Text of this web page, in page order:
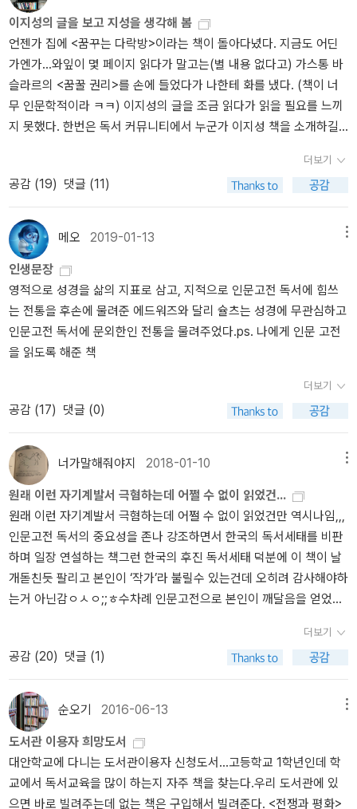
이지성의 글을 보고 지성을 생각해 봄
언젠가 집에 <꿈꾸는 다락방>이라는 책이 돌아다녔다. 지금도 어딘
가엔가...와잎이 몇 페이지 읽다가 말고는(별 내용 없다고) 가스통 바
슬라르의 <꿈꿀 권리>를 손에 들었다가 나한테 화를 냈다. (책이 너
무 인문학적이라 ㅋㅋ) 이지성의 글을 조금 읽다가 읽을 필요를 느끼
지 못했다. 한번은 독서 커뮤니티에서 누군가 이지성 책을 소개하길
커뮤니티라는 특성상(책을 좀 읽으시는 분들이 많으니) 읽지 마라는
의견이 대세였다는 건 안비밀이다. 하여간 이지성이 이런 말을 했
다. 그러자 누가 '예수가 우파였으면 떡 5개, 물고기 두마리를 경매에
부치지 왜 천명에게 공짜로 나눠줬겠냐'고 ㅋㅋ사실 가나안성도(거꾸
로 읽으면 안나가)인 내가 보기엔 이들은 적그리스도가 분명하다. 세
상에 빛과 소금의 역할을 하면 자연히 전도가 될텐데 교회다니는 사
람들을 보면 한결같이 교회갈 마음이 사라진다는 것. 그런데
힐러리는 우파라고 하기엔 좀 그렇지 않나. 그냥 책만 팔수 있다면 자
기 생각은 없어도 되는건가 싶기도
더보기
공감 (19) 댓글 (11)
메오 2019-01-13
인생문장
영적으로 성경을 삶의 지표로 삼고, 지적으로 인문고전 독서에 힘쓰
는 전통을 후손에 물려준 에드워즈와 달리 슐츠는 성경에 무관심하고
인문고전 독서에 문외한인 전통을 물려주었다.ps. 나에게 인문 고전
을 읽도록 해준 책
더보기
공감 (17) 댓글 (0)
너가말해줘야지 2018-01-10
원래 이런 자기계발서 극혐하는데 어쩔 수 없이 읽었건...
원래 이런 자기계발서 극혐하는데 어쩔 수 없이 읽었건만 역시나임,,,
인문고전 독서의 중요성을 존나 강조하면서 한국의 독서세태를 비판
하며 일장 연설하는 책그런 한국의 후진 독서세태 덕분에 이 책이 날
개돋친듯 팔리고 본인이 ‘작가’라 불릴수 있는건데 오히려 감사해야하
는거 아닌감ㅇㅅㅇ;;ㅎ수차례 인문고전으로 본인이 깨달음을 얻었고
죄다 ㅇㅇㅇ학습법! 같은 자기계발서들이다,,,이 책에서 말하는 대로
인문고전을 열독했다면 해설서까지는 아니더라도 대중을 대상으로
한 철학 교양서 한 편쯤 낼법도 한데 단 한권도 쓰지 않았다는 점이 엥
스러움;휴 중고로 사서 다행이당 ㅎㅎ 정가 주고 샀으면 땅치고 후회
했을 책 ~~~문학동네한테 심히 실망했지만 팔리는 책을 만들어야 안
팔ㅇ리는 책을 만들 수 있는거니까 이해한다,,,,,,,,,하지만 이런 약장
수 책 이제 그만,,,,
더보기
공감 (20) 댓글 (1)
순오기 2016-06-13
도서관 이용자 희망도서
대안학교에 다니는 도서관이용자 신청도서...고등학교 1학년인데 학
교에서 독서교육을 많이 하는지 자주 책을 찾는다.우리 도서관에 있
으면 바로 빌려주는데 없는 책은 구입해서 빌려준다. <전쟁과 평화>